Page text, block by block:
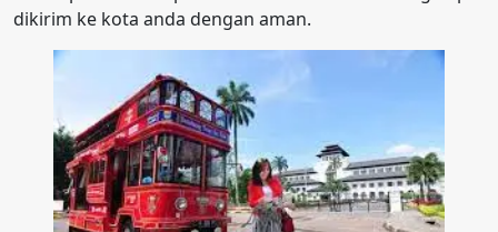
dikirim ke kota anda dengan aman.